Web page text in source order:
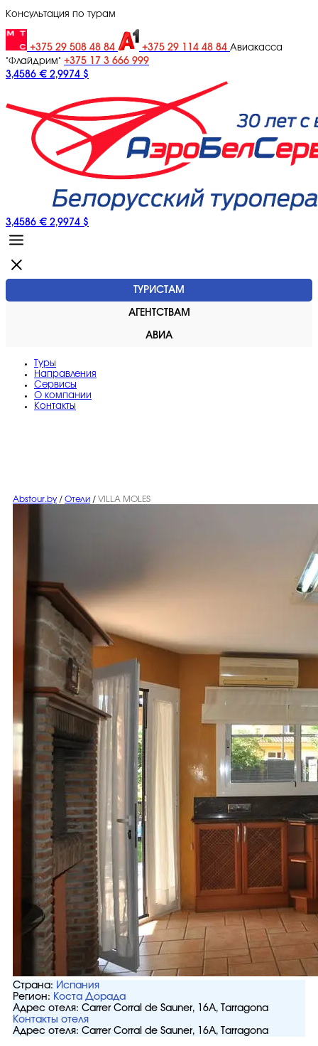
Консультация по турам
+375 29 508 48 84 +375 29 114 48 84 Авиакасса
"Флайдрим" +375 17 3 666 999
3,4586 € 2,9974 $
3,4586 € 2,9974 $
ТУРИСТАМ
АГЕНТСТВАМ
АВИА
Туры
Направления
Сервисы
O компании
Контакты
Abstour.by / Отели / VILLA MOLES
Страна: Испания
Регион: Коста Дорада
Адрес отеля: Carrer Corral de Sauner, 16A, Tarragona
Контакты отеля
Адрес отеля: Carrer Corral de Sauner, 16A, Tarragona